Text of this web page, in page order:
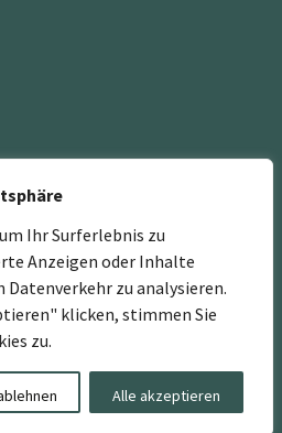
Ihr Surferlebnis zu
Anzeigen oder Inhalte
Datenverkehr zu analysieren.
klicken, stimmen Sie
zu.
Alle akzeptieren
ein Teil der Jumbogras &
Weitere Mitglieder sind:
,www.jumbograshecke.com,
Tier.Shop